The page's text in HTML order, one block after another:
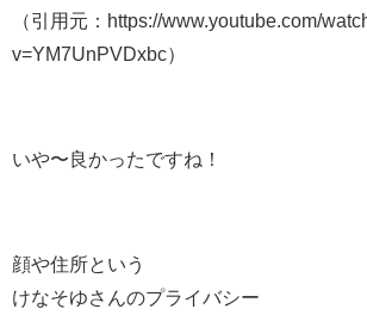
（引用元：https://www.youtube.com/
v=YM7UnPVDxbc）
いや〜良かったですね！
顔や住所という
けなそゆさんのプライバシー